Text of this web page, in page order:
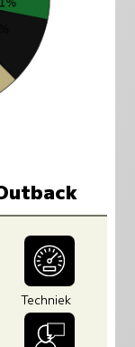
Techniek